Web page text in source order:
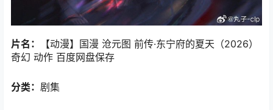
片名：
【动漫】国漫 沧元图 前传·东宁府的夏天（2026）
奇幻 动作 百度网盘保存
分类： 剧集